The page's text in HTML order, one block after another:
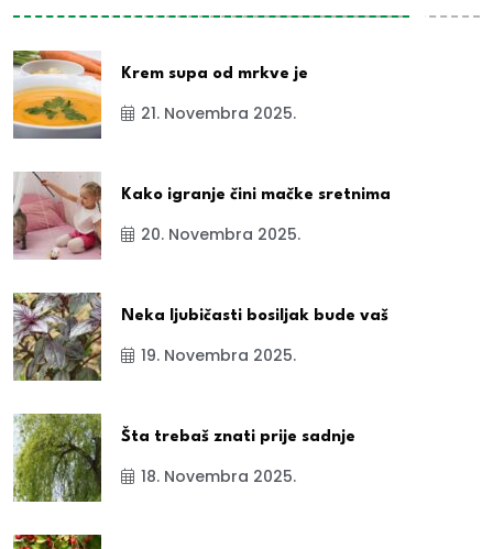
Krem supa od mrkve je
21. Novembra 2025.
Kako igranje čini mačke sretnima
20. Novembra 2025.
Neka ljubičasti bosiljak bude vaš
19. Novembra 2025.
Šta trebaš znati prije sadnje
18. Novembra 2025.